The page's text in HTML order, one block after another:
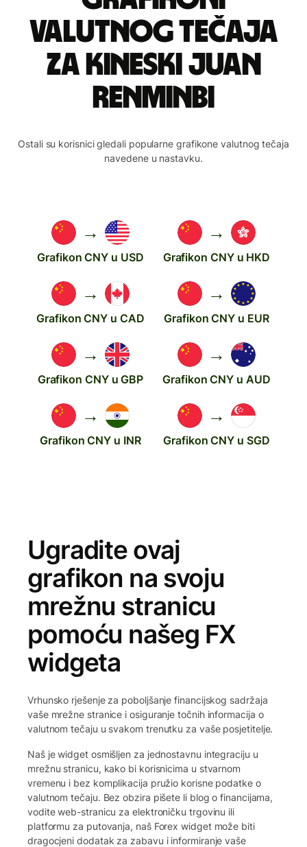
valutnog tečaja
za kineski juan
renminbi
Ostali su korisnici gledali popularne grafikone valutnog tečaja
navedene u nastavku.
→
Grafikon CNY u USD
→
Grafikon CNY u HKD
→
Grafikon CNY u CAD
→
Grafikon CNY u EUR
→
Grafikon CNY u GBP
→
Grafikon CNY u AUD
→
Grafikon CNY u INR
→
Grafikon CNY u SGD
Ugradite ovaj
grafikon na svoju
mrežnu stranicu
pomoću našeg FX
widgeta
Vrhunsko rješenje za poboljšanje financijskog sadržaja
vaše mrežne stranice i osiguranje točnih informacija o
valutnom tečaju u svakom trenutku za vaše posjetitelje.
Naš je widget osmišljen za jednostavnu integraciju u
mrežnu stranicu, kako bi korisnicima u stvarnom
vremenu i bez komplikacija pružio korisne podatke o
valutnom tečaju. Bez obzira pišete li blog o financijama,
vodite web-stranicu za elektroničku trgovinu ili
platformu za putovanja, naš Forex widget može biti
dragocjeni dodatak za zabavu i informiranje vaše